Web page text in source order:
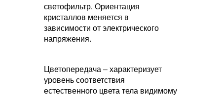
светофильтр. Ориентация
кристаллов меняется в
зависимости от электрического
напряжения.
Цветопередача – характеризует
уровень соответствия
естественного цвета тела видимому